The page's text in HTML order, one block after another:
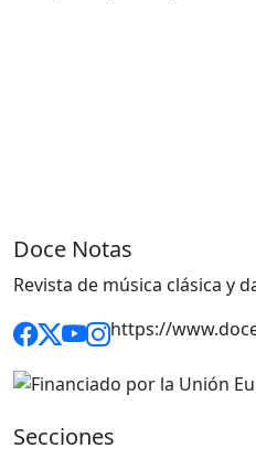
Doce Notas
Revista de música clásica y
https://
Secciones